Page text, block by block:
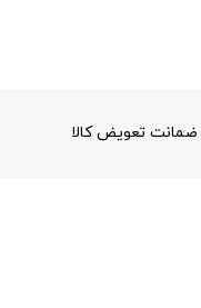
ضمانت تعویض کالا